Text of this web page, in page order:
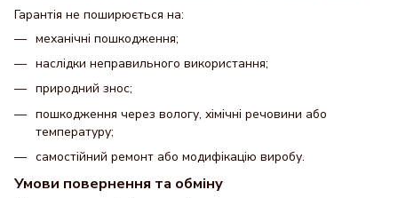
Гарантія не поширюється на:
механічні пошкодження;
наслідки неправильного використання;
природний знос;
пошкодження через вологу, хімічні речовини або
температуру;
самостійний ремонт або модифікацію виробу.
Умови повернення та обміну